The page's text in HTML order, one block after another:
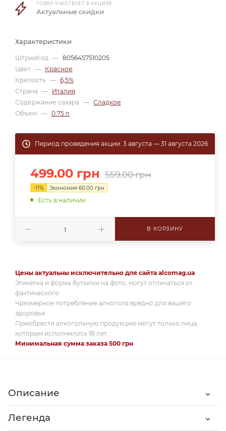
ТОВАР УЧАСТВУЕТ В АКЦИЯХ
Актуальные скидки
Характеристики
ШтрихКод — 8056457510205
Цвет — Красное
Крепость — 6,5%
Страна — Италия
Содержание сахара — Сладкое
Объем — 0.75 л
Период проведения акции: 3 августа — 31 августа 2026
499.00 грн 559.00грн
-11% Экономия 60.00 грн
Есть в наличии
В КОРЗИНУ
Цены актуальны исключительно для сайта alcomag.ua
Этикетка и форма бутылки на фото, могут отличаться от
фактического.
Чрезмерное потребление алкоголя вредно для вашего
здоровья.
Приобрести алкогольную продукцию могут только лица,
которым исполнилось 18 лет.
Минимальная сумма заказа 500 грн
Описание
Легенда